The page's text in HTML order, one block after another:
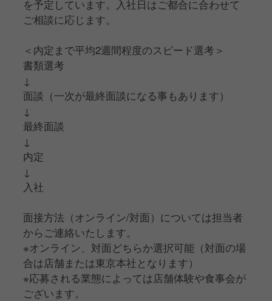
を予定しています。入社日はご都合に合わせて
ご相談に応じます。
＜内定まで平均2週間程度のスピード選考＞
書類選考
↓
面談（一次が最終面談になる事もあります）
↓
最終面談
↓
内定
↓
入社
面接方法（オンライン/対面）については担当者
からご連絡いたします。
※オンライン、対面どちらか選択可能（対面の場
合は店舗または東京本社となります）
※応募される業態によっては店舗体験や食事会が
ございます。